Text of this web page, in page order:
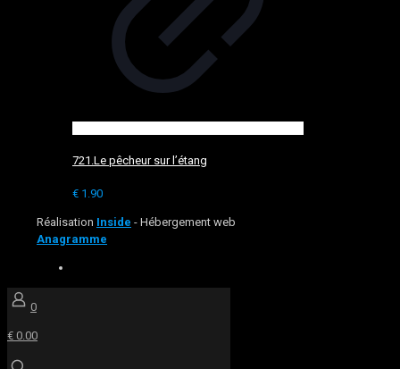
721.Le pêcheur sur l’étang
€ 1.90
Réalisation Inside - Hébergement web
Anagramme
0
€ 0.00